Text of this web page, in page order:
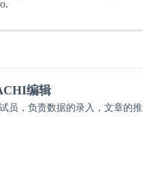
编辑
员，负责数据的录入，文章的